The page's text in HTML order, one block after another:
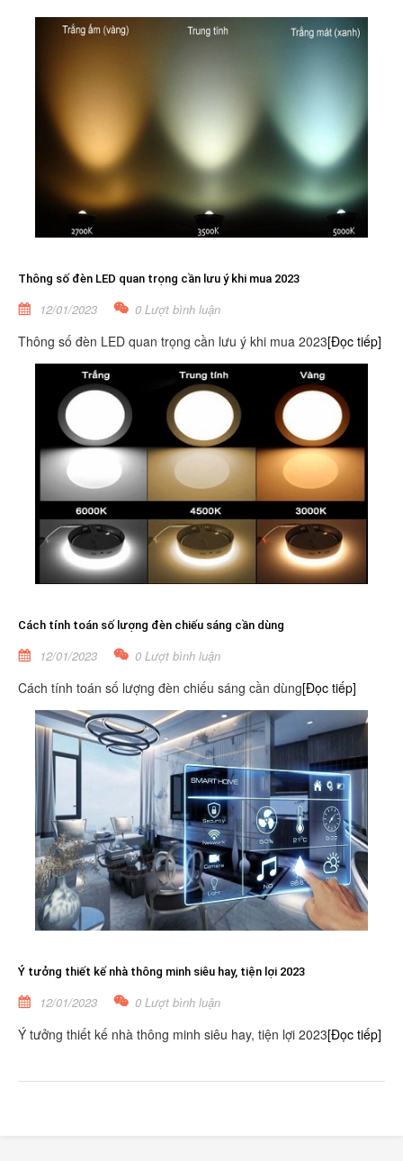
Thông số đèn LED quan trọng cần lưu ý khi mua 2023
12/01/2023 0 Lượt bình luận
Thông số đèn LED quan trọng cần lưu ý khi mua 2023[Đọc tiếp]
Cách tính toán số lượng đèn chiếu sáng cần dùng
12/01/2023 0 Lượt bình luận
Cách tính toán số lượng đèn chiếu sáng cần dùng[Đọc tiếp]
Ý tưởng thiết kế nhà thông minh siêu hay, tiện lợi 2023
12/01/2023 0 Lượt bình luận
Ý tưởng thiết kế nhà thông minh siêu hay, tiện lợi 2023[Đọc tiếp]